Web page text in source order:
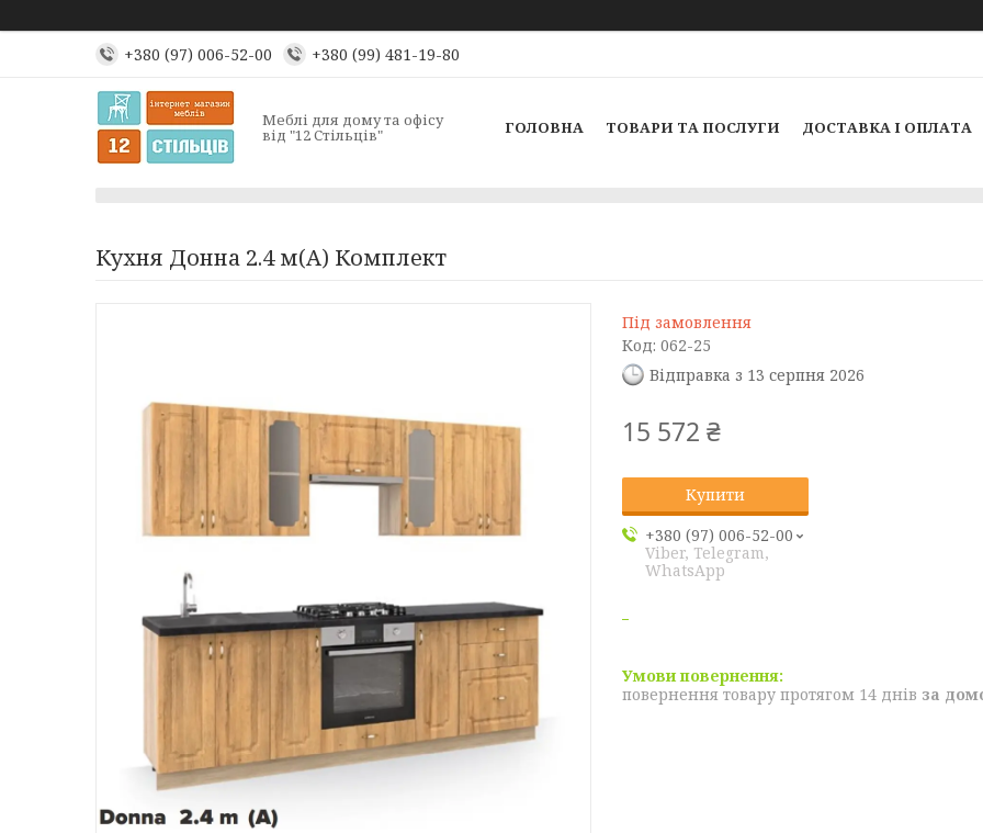
+380 (97) 006-52-00 +380 (99) 481-19-80
Меблі для дому та офісу
від "12 Стільців" ГОЛОВНА ТОВАРИ ТА ПОСЛУГИ ДОСТАВКА І ОПЛАТА
Кухня Донна 2.4 м(А) Комплект
Під замовлення
Код: 062-25
Відправка з 13 серпня 2026
15 572 ₴
Купити
+380 (97) 006-52-00
Viber, Telegram,
WhatsApp
повернення товару протягом 14 днів за